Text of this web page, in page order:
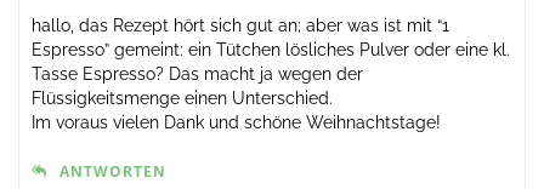
hallo, das Rezept hört sich gut an; aber was ist mit “1
Espresso” gemeint: ein Tütchen lösliches Pulver oder eine kl.
Tasse Espresso? Das macht ja wegen der
Flüssigkeitsmenge einen Unterschied.
Im voraus vielen Dank und schöne Weihnachtstage!
ANTWORTEN